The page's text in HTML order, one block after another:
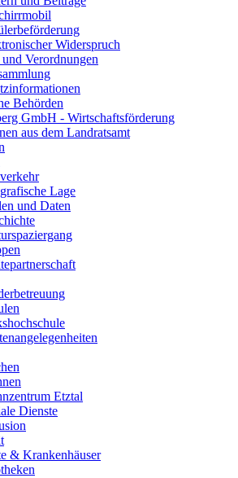
Widerspruch
und Verordnungen
Behörden
GmbH - Wirtschaftsförderung
aus dem Landratsamt
Lage
und Daten
Etztal
Dienste
& Krankenhäuser